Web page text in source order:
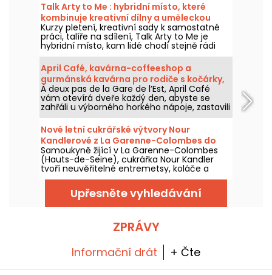
Talk Arty to Me : hybridní místo, které
kombinuje kreativní dílny a uměleckou
restauraci v Maraisu
Kurzy pletení, kreativní sady k samostatné
práci, talíře na sdílení, Talk Arty to Me je
hybridní místo, kam lidé chodí stejně rádi
tvořit jako si pochutnat, mezi uměleckými
dílnami a neformální sezónní restaurací.
April Café, kavárna-coffeeshop a
gurmánská kavárna pro rodiče s kočárky,
ideální na útulnou pauzu v 10. obvodu.
À deux pas de la Gare de l’Est, April Café
vám otevírá dveře každý den, abyste se
zahřáli u výborného horkého nápoje, zastavili
se na odpolední svačinu nebo strávili chvilku
v klidu a v suchu.
Nové letní cukrářské výtvory Nour
Kandlerové z La Garenne-Colombes do
Paříže a její dílny
Samoukyně žijící v La Garenne-Colombes
(Hauts-de-Seine), cukrářka Nour Kandler
tvoří neuvěřitelné entremetsy, koláče a
pudinky, vše zcela doma, na objednávku na
míru. Otestovali jsme její novou letní
ovocnou kolekci pro léto 2026 a my vás
provedeme jejím objevem.
Upřesněte vyhledávání
ZPRÁVY
Informační drát + Čte